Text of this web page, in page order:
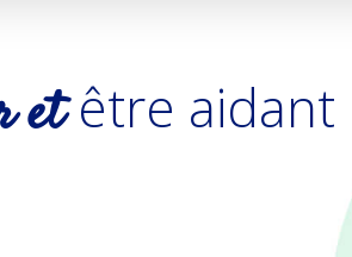
etêtre aidant